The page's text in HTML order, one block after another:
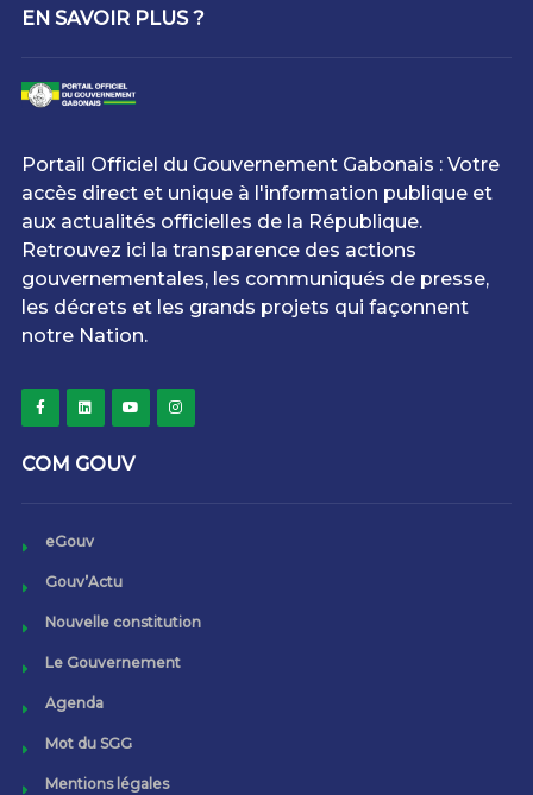
EN SAVOIR PLUS ?
Portail Officiel du Gouvernement Gabonais : Votre
accès direct et unique à l'information publique et
aux actualités officielles de la République.
Retrouvez ici la transparence des actions
gouvernementales, les communiqués de presse,
les décrets et les grands projets qui façonnent
notre Nation.
COM GOUV
eGouv
Gouv’Actu
Nouvelle constitution
Le Gouvernement
Agenda
Mot du SGG
Mentions légales